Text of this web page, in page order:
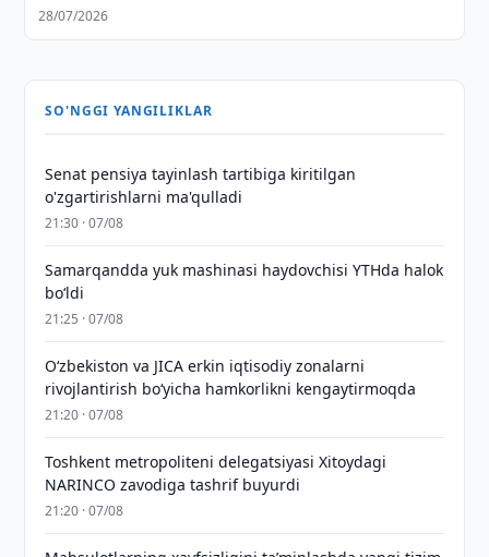
28/07/2026
SO'NGGI YANGILIKLAR
Senat pensiya tayinlash tartibiga kiritilgan
o'zgartirishlarni ma'qulladi
21:30 · 07/08
Samarqandda yuk mashinasi haydovchisi YTHda halok
bo‘ldi
21:25 · 07/08
Oʻzbekiston va JICA erkin iqtisodiy zonalarni
rivojlantirish boʻyicha hamkorlikni kengaytirmoqda
21:20 · 07/08
Toshkent metropoliteni delegatsiyasi Xitoydagi
NARINCO zavodiga tashrif buyurdi
21:20 · 07/08